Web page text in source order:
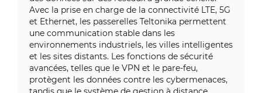
Avec la prise en charge de la connectivité LTE, 5G
et Ethernet, les passerelles Teltonika permettent
une communication stable dans les
environnements industriels, les villes intelligentes
et les sites distants. Les fonctions de sécurité
avancées, telles que le VPN et le pare-feu,
protègent les données contre les cybermenaces,